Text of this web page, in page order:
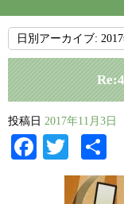
日別アーカイブ:
投稿日 2017年11月3日
Facebook